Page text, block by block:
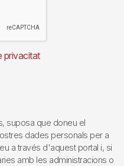
privacitat
suposa que doneu el
dades personals per a
a través d'aquest portal i, si
amb les administracions o